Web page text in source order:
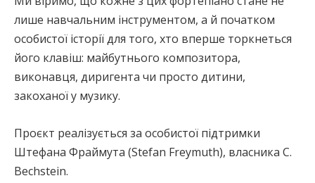
лише навчальним інструментом, а й початком
особистої історії для того, хто вперше торкнеться
його клавіш: майбутнього композитора,
виконавця, диригента чи просто дитини,
закоханої у музику.
Проєкт реалізується за особистої підтримки
Штефана Фраймута (Stefan Freymuth), власника C.
Bechstein.